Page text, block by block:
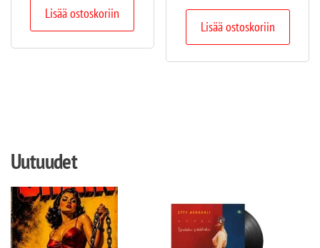
Lisää ostoskoriin
Lisää ostoskoriin
Uutuudet